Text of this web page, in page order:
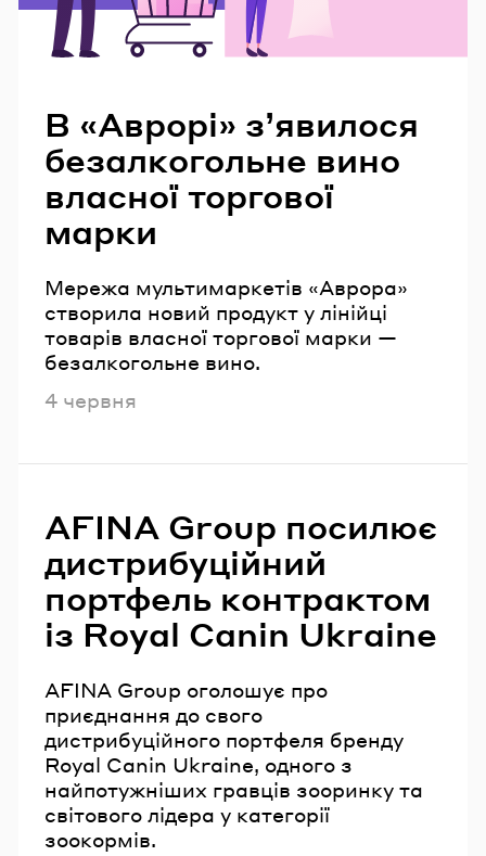
В «Аврорі» з’явилося
безалкогольне вино
власної торгової
марки
Мережа мультимаркетів «Аврора»
створила новий продукт у лінійці
товарів власної торгової марки —
безалкогольне вино.
Опубліковано
4 червня
AFINA Group посилює
дистрибуційний
портфель контрактом
із Royal Canin Ukraine
AFINA Group оголошує про
приєднання до свого
дистрибуційного портфеля бренду
Royal Canin Ukraine, одного з
найпотужніших гравців зооринку та
світового лідера у категорії
зоокормів.